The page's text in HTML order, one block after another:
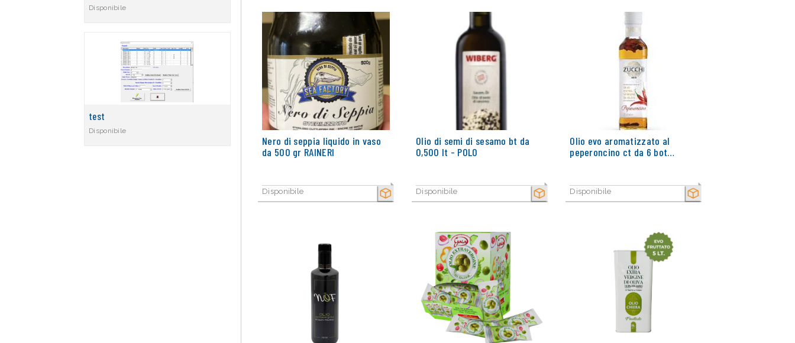
SECCO
Nero di seppia liquido in vaso
da 500 gr RAINERI
Disponibile SECCO
Olio di semi di sesamo bt da
0,500 lt - POLO
Disponibile SECCO
Olio evo aromatizzato al
peperoncino ct da 6 bot…
Disponibile
Disponibile
test
Disponibile